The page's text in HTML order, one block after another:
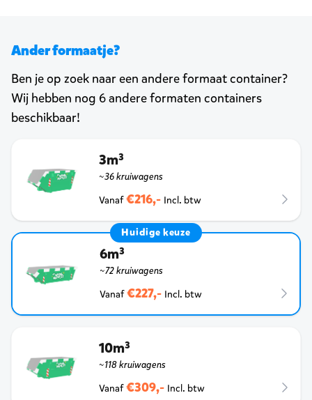
Ander formaatje?
Ben je op zoek naar een andere formaat container?
Wij hebben nog 6 andere formaten containers
beschikbaar!
3m³
~36 kruiwagens
Vanaf €216,- Incl. btw
Huidige keuze
6m³
~72 kruiwagens
Vanaf €227,- Incl. btw
10m³
~118 kruiwagens
Vanaf €309,- Incl. btw